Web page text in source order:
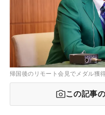
帰国後のリモート会見でメダル獲
この記事